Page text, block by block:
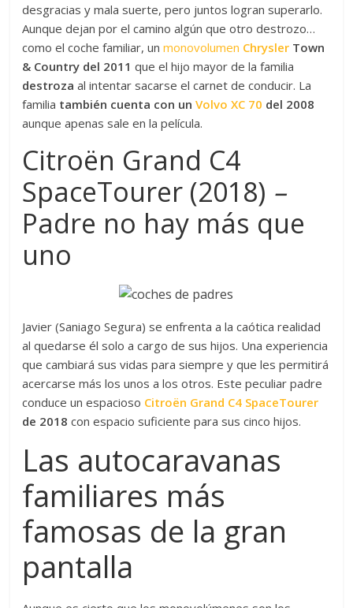
desgracias y mala suerte, pero juntos logran superarlo.
Aunque dejan por el camino algún que otro destrozo…
como el coche familiar, unmonovolumen Chrysler Town
& Country del 2011 que el hijo mayor de la familia
destroza al intentar sacarse el carnet de conducir. La
familia también cuenta con unVolvo XC 70 del 2008
aunque apenas sale en la película.
Citroën Grand C4
SpaceTourer (2018) –
Padre no hay más que
uno
Javier (Saniago Segura) se enfrenta a la caótica realidad
al quedarse él solo a cargo de sus hijos. Una experiencia
que cambiará sus vidas para siempre y que les permitirá
acercarse más los unos a los otros. Este peculiar padre
conduce un espacioso Citroën Grand C4 SpaceTourer
de 2018 con espacio suficiente para sus cinco hijos.
Las autocaravanas
familiares más
famosas de la gran
pantalla